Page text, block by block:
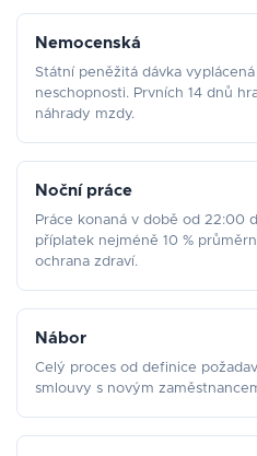
Nemocenská
Státní peněžitá dávka
neschopnosti. Prvních 14 dnů
náhrady mzdy.
Noční práce
Práce konaná v době od 22:00
příplatek nejméně 10 %
ochrana zdraví.
Nábor
Celý proces od definice
smlouvy s novým